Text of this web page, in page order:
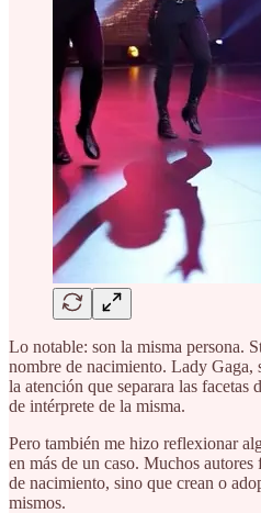
Lo notable: son la misma persona.
nombre de nacimiento. Lady
la atención que separara las facetas
de intérprete de la misma.
Pero también me hizo reflexionar
en más de un caso. Muchos autores
de nacimiento, sino que crean o
mismos.